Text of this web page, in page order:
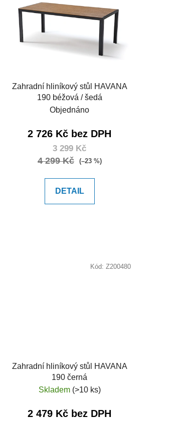
Zahradní hliníkový stůl HAVANA
190 béžová / šedá
Objednáno
2 726 Kč bez DPH
3 299 Kč
4 299 Kč (–23 %)
DETAIL
Zahradní hliníkový stůl HAVANA
190 černá
Skladem (>10 ks)
2 479 Kč bez DPH
Kód: Z200480